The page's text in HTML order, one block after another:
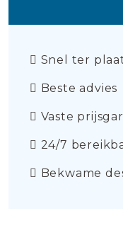
Snel ter
Beste advies
Vaste
24/7
Bekwame